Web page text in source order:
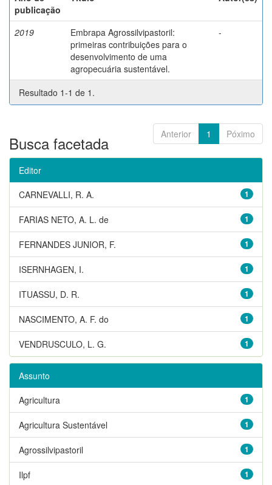
publicação
2019
Embrapa Agrossilvipastoril:
primeiras contribuições para o
desenvolvimento de uma
agropecuária sustentável.
-
Resultado 1-1 de 1.
Anterior 1 Póximo
Busca facetada
Editor
1
CARNEVALLI, R. A.
1
FARIAS NETO, A. L. de
1
FERNANDES JUNIOR, F.
1
ISERNHAGEN, I.
1
ITUASSU, D. R.
1
NASCIMENTO, A. F. do
1
VENDRUSCULO, L. G.
Assunto
1
Agricultura
1
Agricultura Sustentável
1
Agrossilvipastoril
1
Ilpf